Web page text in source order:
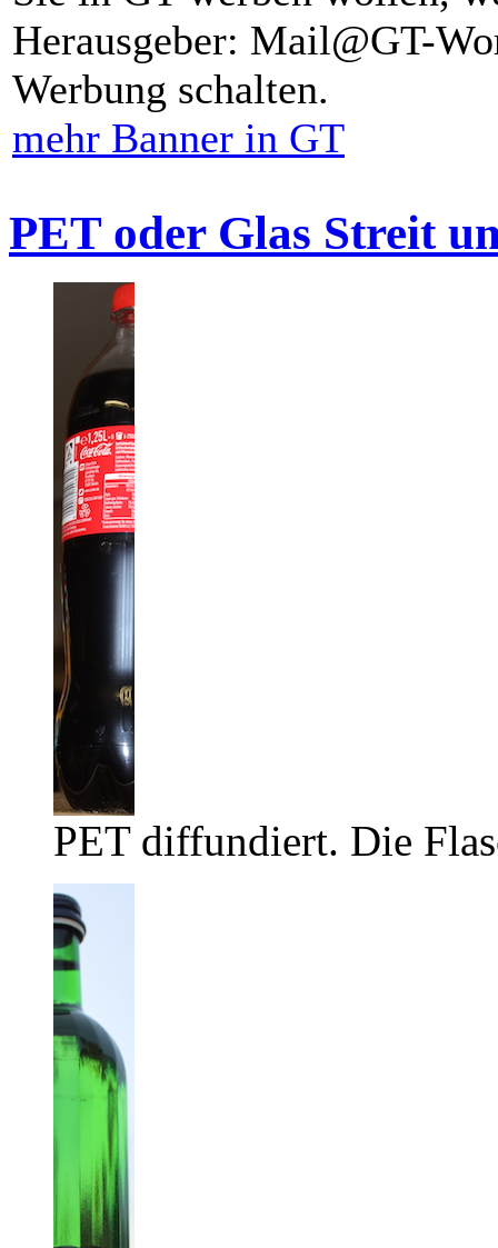
Herausgeber: Mail@GT-
Werbung schalten.
mehr Banner in GT
PET oder Glas Streit
PET diffundiert. Die